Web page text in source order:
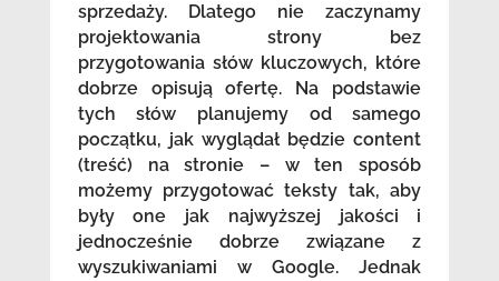
sprzedaży. Dlatego nie zaczynamy
projektowania strony bez
przygotowania słów kluczowych, które
dobrze opisują ofertę. Na podstawie
tych słów planujemy od samego
początku, jak wyglądał będzie content
(treść) na stronie – w ten sposób
możemy przygotować teksty tak, aby
były one jak najwyższej jakości i
jednocześnie dobrze związane z
wyszukiwaniami w Google. Jednak